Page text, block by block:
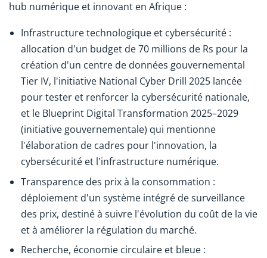
hub numérique et innovant en Afrique :
Infrastructure technologique et cybersécurité :
allocation d'un budget de 70 millions de Rs pour la
création d'un centre de données gouvernemental
Tier IV, l'initiative National Cyber Drill 2025 lancée
pour tester et renforcer la cybersécurité nationale,
et le Blueprint Digital Transformation 2025–2029
(initiative gouvernementale) qui mentionne
l'élaboration de cadres pour l'innovation, la
cybersécurité et l'infrastructure numérique.
Transparence des prix à la consommation :
déploiement d'un système intégré de surveillance
des prix, destiné à suivre l'évolution du coût de la vie
et à améliorer la régulation du marché.
Recherche, économie circulaire et bleue :